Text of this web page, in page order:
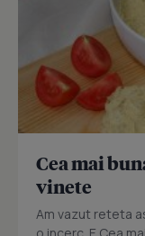
Cea mai
vinete
Am vazut reteta